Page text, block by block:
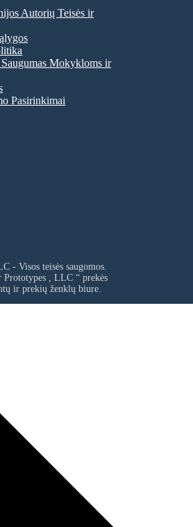
Autorių Teisės ir
Mokykloms ir
Pasirinkimai
- Visos teisės saugomos.
Prototypes , LLC “ prekės
ir prekių ženklų biure.